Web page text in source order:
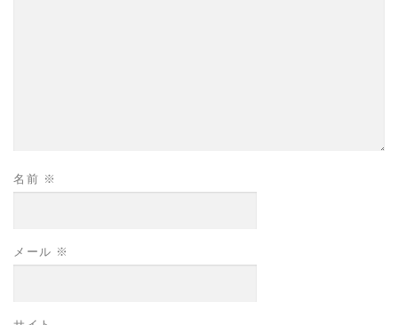
名前 ※
メール ※